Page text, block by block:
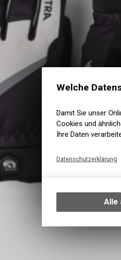
Welche
Damit Sie unser
Cookies und
Ihre Daten
Datenschutzerklärung
Alle